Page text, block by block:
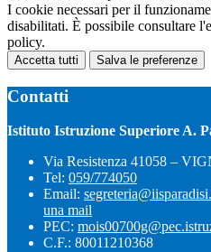
I cookie necessari per il
disabilitati. È possibile consultare
policy.
Accetta tutti Salva le preferenze
Contatti
Istituto Istruzione Superiore A.
Via Resistenza 41058 –
Tel: 059/774050
Email:
una mail
PEC:
C.F.: 80011210368